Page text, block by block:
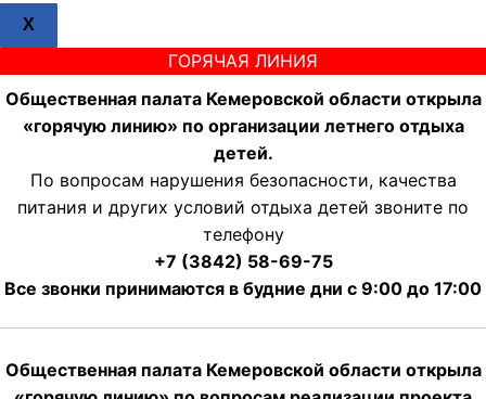
X
ГОРЯЧАЯ ЛИНИЯ
Общественная палата Кемеровской области открыла
«горячую линию» по организации летнего отдыха
детей.
По вопросам нарушения безопасности, качества
питания и других условий отдыха детей звоните по
телефону
+7 (3842) 58-69-75
Все звонки принимаются в будние дни с 9:00 до 17:00
Общественная палата Кемеровской области открыла